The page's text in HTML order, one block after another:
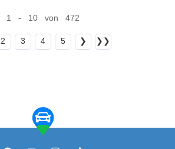
1 - 10 von 472
2 3 4 5 ❯ ❯❯